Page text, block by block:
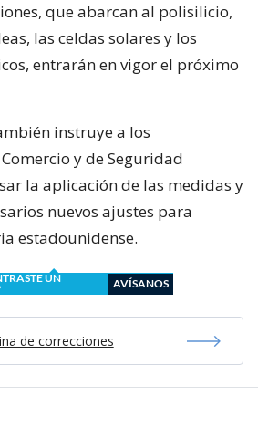
que abarcan al polisilicio,
las celdas solares y los
entrarán en vigor el próximo
instruye a los
y de Seguridad
la aplicación de las medidas y
nuevos ajustes para
estadounidense.
UN
AVÍSANOS
de correcciones